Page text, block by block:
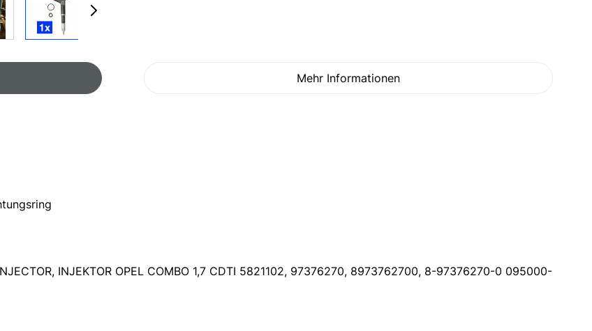
INJEKTOR OPEL COMBO 1,7 CDTI 5821102, 97376270, 8973762700, 8-97376270-0 095000-
Mehr Informationen